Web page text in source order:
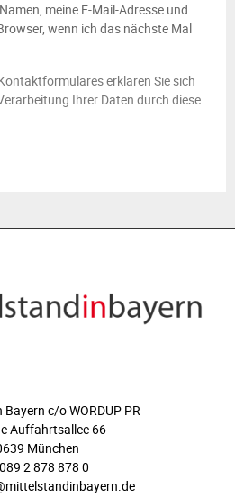
meine E-Mail-Adresse und
wenn ich das nächste Mal
erklären Sie sich
Ihrer Daten durch diese
c/o WORDUP PR
Auffahrtsallee 66
München
2 878 878 0